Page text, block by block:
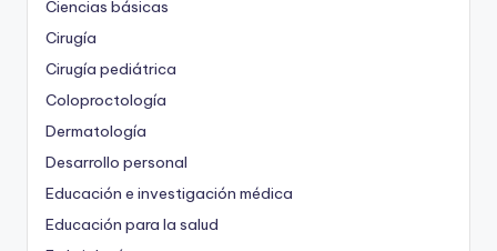
Ciencias básicas
Cirugía
Cirugía pediátrica
Coloproctología
Dermatología
Desarrollo personal
Educación e investigación médica
Educación para la salud